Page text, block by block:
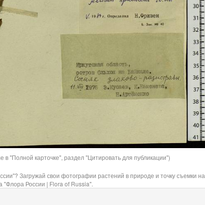
"Полной карточке", раздел "Цитировать для публикации")
Загружай свои фотографии растений в природе и точку съемки на
"Флора России | Flora of Russia".